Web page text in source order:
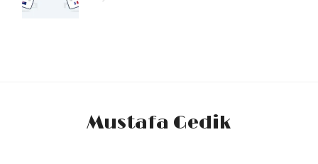
Mustafa Gedik